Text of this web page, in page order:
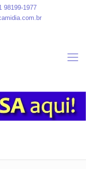
98199-1977